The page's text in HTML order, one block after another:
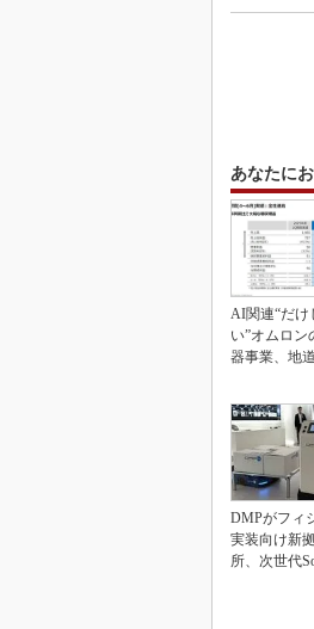
あなたに
AI関連“だけ
い”オムロン
器事業、地
DMPがフィ
実装向け新
所、次世代